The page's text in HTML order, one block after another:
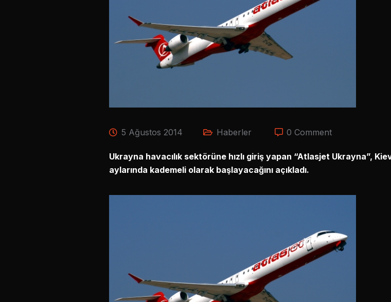
5 Ağustos 2014 Haberler 0 Comment
Ukrayna havacılık sektörüne hızlı giriş yapan “Atlasjet Ukrayna”,
aylarında kademeli olarak başlayacağını açıkladı.